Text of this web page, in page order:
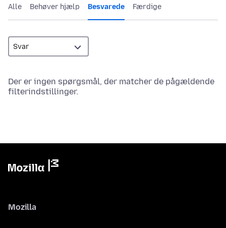
Alle Behøver hjælp Besvarede Færdige
Der er ingen spørgsmål, der matcher de pågældende
filterindstillinger.
Mozilla